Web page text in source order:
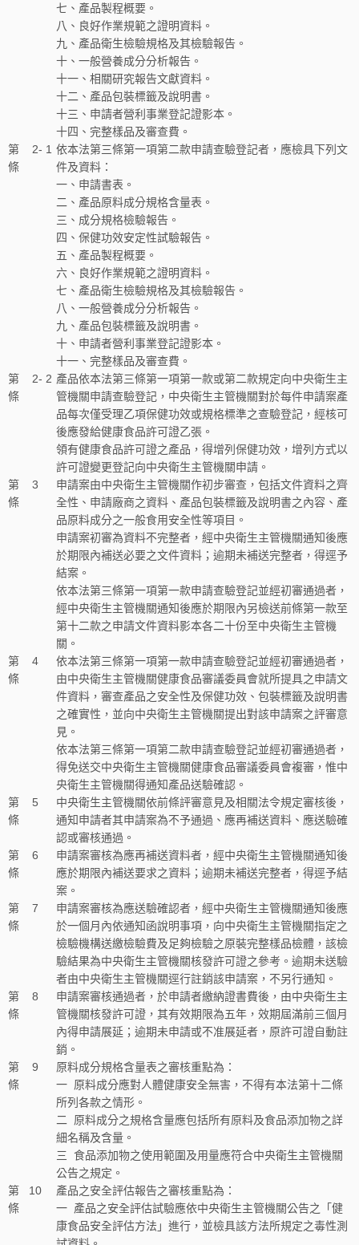
七、產品製程概要。
八、良好作業規範之證明資料。
九、產品衛生檢驗規格及其檢驗報告。
十、一般營養成分分析報告。
十一、相關研究報告文獻資料。
十二、產品包裝標籤及說明書。
十三、申請者營利事業登記證影本。
十四、完整樣品及審查費。
第 2- 1
條
依本法第三條第一項第二款申請查驗登記者，應檢具下列文
件及資料：
一、申請書表。
二、產品原料成分規格含量表。
三、成分規格檢驗報告。
四、保健功效安定性試驗報告。
五、產品製程概要。
六、良好作業規範之證明資料。
七、產品衛生檢驗規格及其檢驗報告。
八、一般營養成分分析報告。
九、產品包裝標籤及說明書。
十、申請者營利事業登記證影本。
十一、完整樣品及審查費。
第 2- 2
條
產品依本法第三條第一項第一款或第二款規定向中央衛生主
管機關申請查驗登記，中央衛生主管機關對於每件申請案產
品每次僅受理乙項保健功效或規格標準之查驗登記，經核可
後應發給健康食品許可證乙張。
領有健康食品許可證之產品，得增列保健功效，增列方式以
許可證變更登記向中央衛生主管機關申請。
第 3
條
申請案由中央衛生主管機關作初步審查，包括文件資料之齊
全性、申請廠商之資料、產品包裝標籤及說明書之內容、產
品原料成分之一般食用安全性等項目。
申請案初審為資料不完整者，經中央衛生主管機關通知後應
於期限內補送必要之文件資料；逾期未補送完整者，得逕予
結案。
依本法第三條第一項第一款申請查驗登記並經初審通過者，
經中央衛生主管機關通知後應於期限內另檢送前條第一款至
第十二款之申請文件資料影本各二十份至中央衛生主管機
關。
第 4
條
依本法第三條第一項第一款申請查驗登記並經初審通過者，
由中央衛生主管機關健康食品審議委員會就所提具之申請文
件資料，審查產品之安全性及保健功效、包裝標籤及說明書
之確實性，並向中央衛生主管機關提出對該申請案之評審意
見。
依本法第三條第一項第二款申請查驗登記並經初審通過者，
得免送交中央衛生主管機關健康食品審議委員會複審，惟中
央衛生主管機關得通知產品送驗確認。
第 5
條
中央衛生主管機關依前條評審意見及相關法令規定審核後，
通知申請者其申請案為不予通過、應再補送資料、應送驗確
認或審核通過。
第 6
條
申請案審核為應再補送資料者，經中央衛生主管機關通知後
應於期限內補送要求之資料；逾期未補送完整者，得逕予結
案。
第 7
條
申請案審核為應送驗確認者，經中央衛生主管機關通知後應
於一個月內依通知函說明事項，向中央衛生主管機關指定之
檢驗機構送繳檢驗費及足夠檢驗之原裝完整樣品檢體，該檢
驗結果為中央衛生主管機關核發許可證之參考。逾期未送驗
者由中央衛生主管機關逕行註銷該申請案，不另行通知。
第 8
條
申請案審核通過者，於申請者繳納證書費後，由中央衛生主
管機關核發許可證，其有效期限為五年，效期屆滿前三個月
內得申請展延；逾期未申請或不准展延者，原許可證自動註
銷。
第 9
條
原料成分規格含量表之審核重點為：
一 原料成分應對人體健康安全無害，不得有本法第十二條
所列各款之情形。
二
原料成分之規格含量應包括所有原料及食品添加物之詳
細名稱及含量。
三 食品添加物之使用範圍及用量應符合中央衛生主管機關
公告之規定。
第 10
條
產品之安全評估報告之審核重點為：
一 產品之安全評估試驗應依中央衛生主管機關公告之「健
康食品安全評估方法」進行，並檢具該方法所規定之毒性測